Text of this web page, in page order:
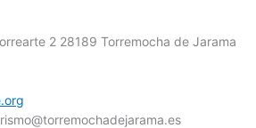
2 28189 Torremocha de Jarama
torremochadejarama.es